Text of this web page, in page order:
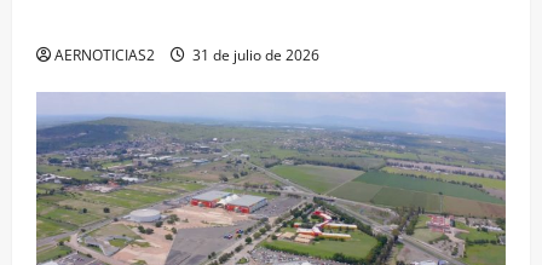
AERNOTICIAS2 31 de julio de 2026